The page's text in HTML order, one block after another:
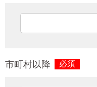
市町村以降 必須